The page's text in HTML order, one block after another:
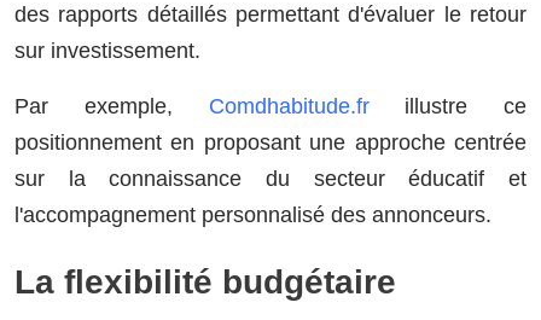
des rapports détaillés permettant d'évaluer le retour
sur investissement.
Par exemple, Comdhabitude.frillustre ce
positionnement en proposant une approche centrée
sur la connaissance du secteur éducatif et
l'accompagnement personnalisé des annonceurs.
La flexibilité budgétaire